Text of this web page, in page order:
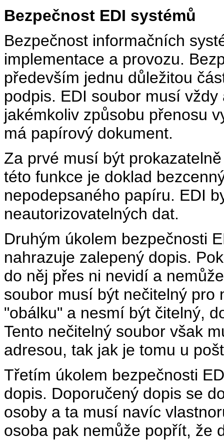
Bezpečnost EDI systémů
Bezpečnost informačních
implementace a provozu.
především jednu důležitou
podpis. EDI soubor musí
jakémkoliv způsobu přenosu
má papírový dokument.
Za prvé musí být
této funkce je doklad
nepodepsaného papíru. EDI
neautorizovatelných dat.
Druhým úkolem bezpečnosti
nahrazuje zalepený dopis.
do něj přes ni nevidí a
soubor musí být nečitelný pro
"obálku" a nesmí být čitelný,
Tento nečitelný soubor však
adresou, tak jak je tomu u
Třetím úkolem bezpečnosti
dopis. Doporučený dopis se
osoby a ta musí navíc
osoba pak nemůže popřít, že